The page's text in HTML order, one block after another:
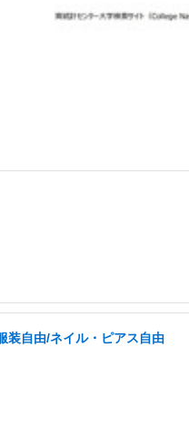
装自由/ネイル・ピアス自由